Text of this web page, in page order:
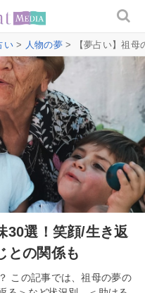
い> 人物の夢> 【夢占い】祖母
30選！笑顔/生き返
との関係も
この記事では、祖母の夢の